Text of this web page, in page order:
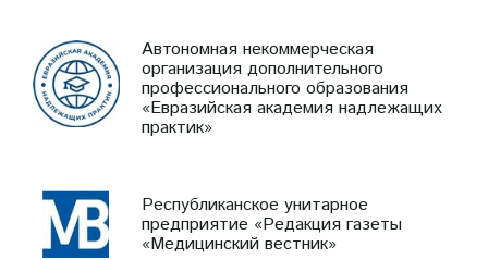
Автономная некоммерческая
организация дополнительного
профессионального образования
«Евразийская академия надлежащих
практик»
Республиканское унитарное
предприятие «Редакция газеты
«Медицинский вестник»